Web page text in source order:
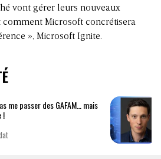
vont gérer leurs nouveaux
comment Microsoft concrétisera
», Microsoft Ignite.
me passer des GAFAM… mais
!